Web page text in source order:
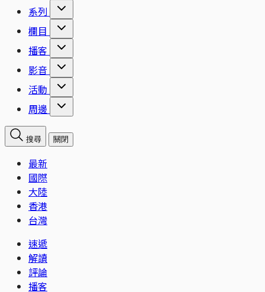
系列
欄目
播客
影音
活動
周邊
搜尋 關閉
最新
國際
大陸
香港
台灣
速遞
解讀
評論
播客